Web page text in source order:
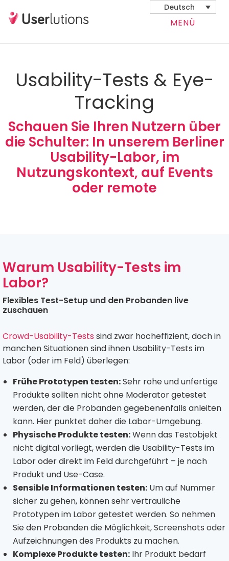
Deutsch
MENÜ
Usability-Tests & Eye-
Tracking
Schauen Sie Ihren Nutzern über
die Schulter: In unserem Berliner
Usability-Labor, im
Nutzungskontext, auf Events
oder remote
Warum Usability-Tests im
Labor?
Flexibles Test-Setup und den Probanden live
zuschauen
Crowd-Usability-Tests sind zwar hocheffizient, doch in
manchen Situationen sind ihnen Usability-Tests im
Labor (oder im Feld) überlegen:
Frühe Prototypen testen:Sehr rohe und unfertige
Produkte sollten nicht ohne Moderator getestet
werden, der die Probanden gegebenenfalls anleiten
kann. Hier punktet daher die Labor-Umgebung.
Physische Produkte testen:Wenn das Testobjekt
nicht digital vorliegt, werden die Usability-Tests im
Labor oder direkt im Feld durchgeführt – je nach
Produkt und Use-Case.
Sensible Informationen testen: Um auf Nummer
sicher zu gehen, können sehr vertrauliche
Prototypen im Labor getestet werden. So nehmen
Sie den Probanden die Möglichkeit, Screenshots oder
Aufzeichnungen des Produkts zu machen.
Komplexe Produkte testen: Ihr Produkt bedarf